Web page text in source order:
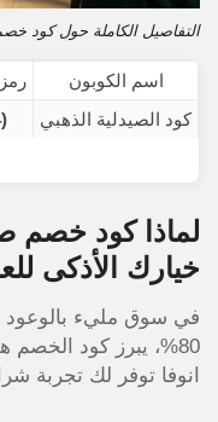
التفاصيل الكاملة حول كود
اسم الكوبون
كود الصيدلية الذهبي
(A44)
خيارك الأذكى
80%، يبرز كود الخصم
انوفا توفر لك تجربة